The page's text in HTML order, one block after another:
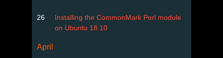
26
Installing the CommonMark Perl module
on Ubuntu 18.10
April